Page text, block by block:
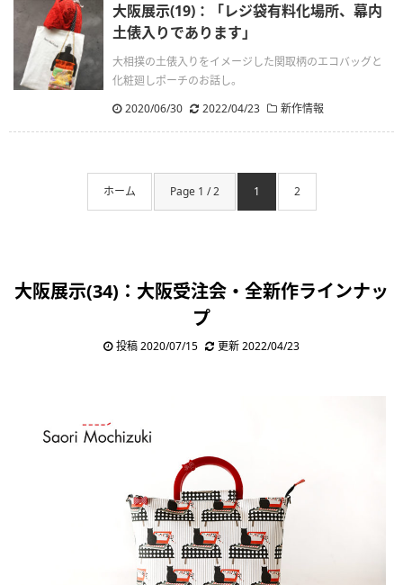
大阪展示(19)：「レジ袋有料化場所、幕内
土俵入りであります」
大相撲の土俵入りをイメージした関取柄のエコバッグと
化粧廻しポーチのお話し。
2020/06/30
2022/04/23 新作情報
ホーム Page 1 / 2 1 2
大阪展示(34)：大阪受注会・全新作ラインナッ
プ
投稿 2020/07/15 更新 2022/04/23